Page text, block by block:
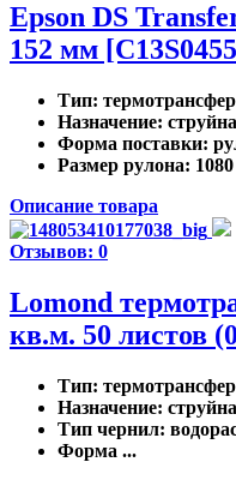
Epson DS
152 мм
Тип: термотрансфер
Назначение:
Форма поставки:
Размер рулона:
Описание товара
Отзывов: 0
Lomond
кв.м. 50 листов
Тип: термотрансфер
Назначение:
Тип чернил:
Форма ...